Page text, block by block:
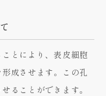
とにより、表皮細胞
成させます。この孔
ることができます。